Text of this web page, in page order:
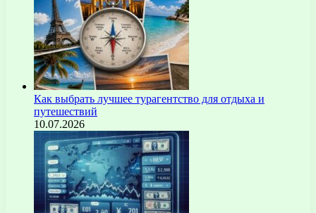
Как выбрать лучшее турагентство для отдыха и
путешествий
10.07.2026